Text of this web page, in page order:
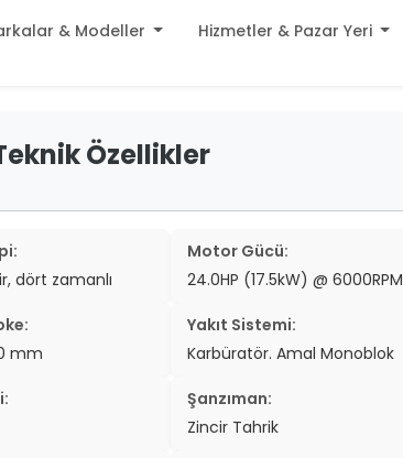
& Modeller Hizmetler & Pazar Yeri
settings
Özellikler
dört zamanlı
Motor Gücü:
24.0HP (17.5kW) @ 6000RPM
mm
Yakıt Sistemi:
Karbüratör. Amal Monoblok
Şanzıman:
Zincir Tahrik